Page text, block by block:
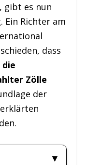
gibt es nun
Ein Richter am
dass
Zölle
der